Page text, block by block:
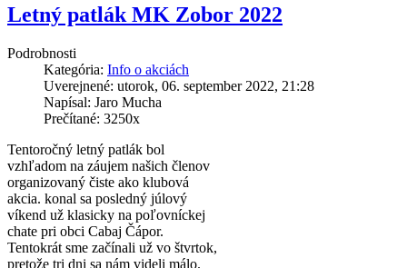
Letný patlák MK Zobor 2022
Podrobnosti
Kategória: Info o akciách
Uverejnené: utorok, 06. september 2022, 21:28
Napísal: Jaro Mucha
Prečítané: 3250x
Tentoročný letný patlák bol
vzhľadom na záujem našich členov
organizovaný čiste ako klubová
akcia. konal sa posledný júlový
víkend už klasicky na poľovníckej
chate pri obci Cabaj Čápor.
Tentokrát sme začínali už vo štvrtok,
pretože tri dni sa nám videli málo.